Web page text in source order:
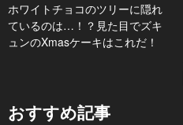
ホワイトチョコのツリーに隠れ
ているのは…！？見た目でズキ
ュンのXmasケーキはこれだ！
おすすめ記事